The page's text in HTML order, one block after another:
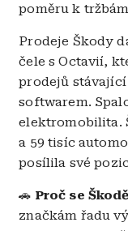
poměru k
Prodeje Škody
čele s Octavií,
prodejů stávající
softwarem.
elektromobilita.
a 59 tisíc
posílila své
🚗 Proč se
značkám řadu